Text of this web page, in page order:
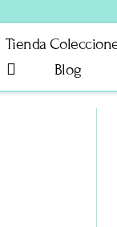
Tienda
Blog